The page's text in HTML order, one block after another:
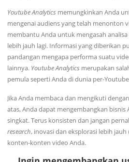
Youtube Analytics memungkinkan Anda
mengenai audiens yang telah menonton
membantu Anda untuk mengasah
lebih jauh lagi. Informasi yang diberikan
pandangan mengapa performa suatu
lainnya. Youtube Analytics merupakan
pemula seperti Anda di dunia per-
Jika Anda membaca dan mengikuti
atas, Anda dapat mengembangkan bisnis
singkat. Terus konsisten dan jangan
research, inovasi dan eksplorasi lebih
konten-konten video Anda.